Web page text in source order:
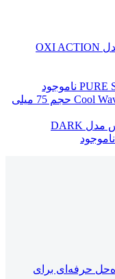
ناموجود
مام دانه دار ژیلت ضد تعریق مدل Cool Wave حجم 75 میلی
اسپری آکس اسپری بدن مردانه اکس مدل DARK
ناموجود